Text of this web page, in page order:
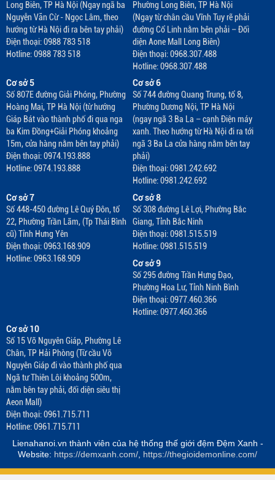
Long Biên, TP Hà Nội (Ngay ngã ba
Nguyễn Văn Cừ - Ngọc Lâm, theo
hướng từ Hà Nội đi ra bên tay phải)
Điện thoại: 0988 783 518
Hotline: 0988 783 518
Phường Long Biên, TP Hà Nội
(Ngay từ chân cầu Vĩnh Tuy rẽ phải
đường Cổ Linh nằm bên phải – Đối
diện Aone Mall Long Biên)
Điện thoại: 0968.307.488
Hotline: 0968.307.488
Cơ sở 5
Số 807E đường Giải Phóng, Phường
Hoàng Mai, TP Hà Nội (từ hướng
Giáp Bát vào thành phố đi qua nga
ba Kim Đồng+Giải Phóng khoảng
15m, cửa hàng nằm bên tay phải)
Điện thoại: 0974.193.888
Hotline: 0974.193.888
Cơ sở 6
Số 744 đường Quang Trung, tổ 8,
Phường Dương Nội, TP Hà Nội
(ngay ngã 3 Ba La – cạnh Điện máy
xanh. Theo hướng từ Hà Nội đi ra tới
ngã 3 Ba La cửa hàng nằm bên tay
phải)
Điện thoại: 0981.242.692
Hotline: 0981.242.692
Cơ sở 7
Số 448-450 đường Lê Quý Đôn, tổ
22, Phường Trần Lãm, (Tp Thái Bình
cũ) Tỉnh Hưng Yên
Điện thoại: 0963.168.909
Hotline: 0963.168.909
Cơ sở 8
Số 308 đường Lê Lợi, Phường Bắc
Giang, Tỉnh Bắc Ninh
Điện thoại: 0981.515.519
Hotline: 0981.515.519
Cơ sở 9
Số 295 đường Trần Hưng Đạo,
Phường Hoa Lư, Tỉnh Ninh Bình
Điện thoại: 0977.460.366
Hotline: 0977.460.366
Cơ sở 10
Số 15 Võ Nguyên Giáp, Phường Lê
Chân, TP Hải Phòng (Từ cầu Võ
Nguyên Giáp đi vào thành phố qua
Ngã tư Thiên Lôi khoảng 500m,
nằm bên tay phải, đối diện siêu thị
Aeon Mall)
Điện thoại: 0961.715.711
Hotline: 0961.715.711
Lienahanoi.vn thành viên của hệ thống thế giới đệm Đệm Xanh -
Website: https://demxanh.com/, https://thegioidemonline.com/